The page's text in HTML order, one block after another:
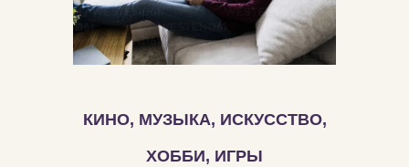
КИНО, МУЗЫКА, ИСКУССТВО,
ХОББИ, ИГРЫ